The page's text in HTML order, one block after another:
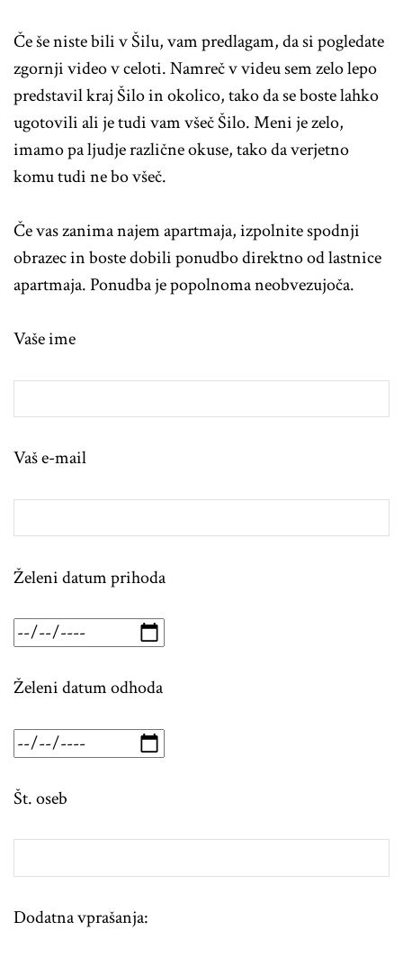
Če še niste bili v Šilu, vam predlagam, da si pogledate
zgornji video v celoti. Namreč v videu sem zelo lepo
predstavil kraj Šilo in okolico, tako da se boste lahko
ugotovili ali je tudi vam všeč Šilo. Meni je zelo,
imamo pa ljudje različne okuse, tako da verjetno
komu tudi ne bo všeč.
Če vas zanima najem apartmaja, izpolnite spodnji
obrazec in boste dobili ponudbo direktno od lastnice
apartmaja. Ponudba je popolnoma neobvezujoča.
Vaše ime
Vaš e-mail
Želeni datum prihoda
Želeni datum odhoda
Št. oseb
Dodatna vprašanja: